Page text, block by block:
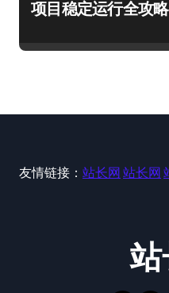
项目稳定运行全攻略
友情链接： 站长网 站长网